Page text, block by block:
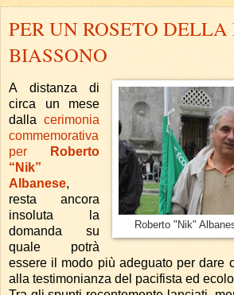
PER UN ROSETO DELLA
BIASSONO
Roberto "Nik"
A distanza di
circa un mese
dallacerimonia
commemorativa
per
Roberto
“Nik”
Albanese,
resta ancora
insoluta la
domanda su
quale potrà
essere il modo più adeguato per dare
alla testimonianza del pacifista ed